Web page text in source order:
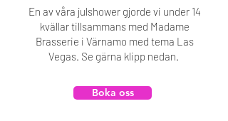
En av våra julshower gjorde vi under 14
kvällar tillsammans med Madame
Brasserie i Värnamo med tema Las
Vegas. Se gärna klipp nedan.
Boka oss